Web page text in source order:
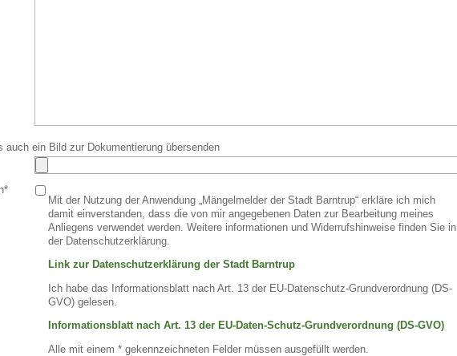
auch ein Bild zur Dokumentierung übersenden
*
Mit der Nutzung der Anwendung „Mängelmelder der Stadt Barntrup“ erkläre ich mich
damit einverstanden, dass die von mir angegebenen Daten zur Bearbeitung meines
Anliegens verwendet werden. Weitere informationen und Widerrufshinweise finden Sie in
der Datenschutzerklärung.
Link zur Datenschutzerklärung der Stadt Barntrup
Ich habe das Informationsblatt nach Art. 13 der EU-Datenschutz-Grundverordnung (DS-
GVO) gelesen.
Informationsblatt nach Art. 13 der EU-Daten-Schutz-Grundverordnung (DS-GVO)
Alle mit einem * gekennzeichneten Felder müssen ausgefüllt werden.